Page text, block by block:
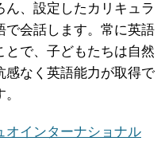
、設定したカリキュラ
で会話します。常に英語
とで、子どもたちは自然
感なく英語能力が取得で
オインターナショナル